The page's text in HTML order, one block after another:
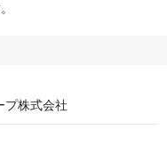
プ株式会社